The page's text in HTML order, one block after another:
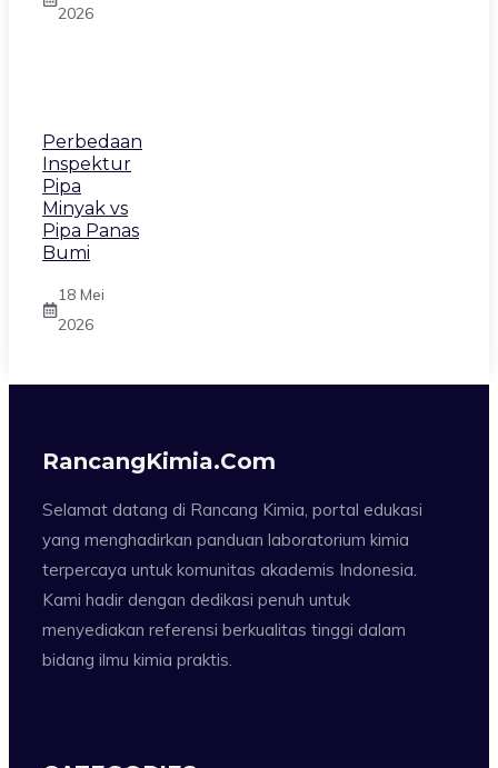
2026
Perbedaan
Inspektur
Pipa
Minyak vs
Pipa Panas
Bumi
18 Mei
2026
RancangKimia.com
Selamat datang di Rancang Kimia, portal edukasi
yang menghadirkan panduan laboratorium kimia
terpercaya untuk komunitas akademis Indonesia.
Kami hadir dengan dedikasi penuh untuk
menyediakan referensi berkualitas tinggi dalam
bidang ilmu kimia praktis.